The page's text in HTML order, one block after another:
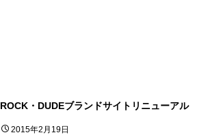
ROCK・DUDEブランドサイトリニューアル
2015年2月19日